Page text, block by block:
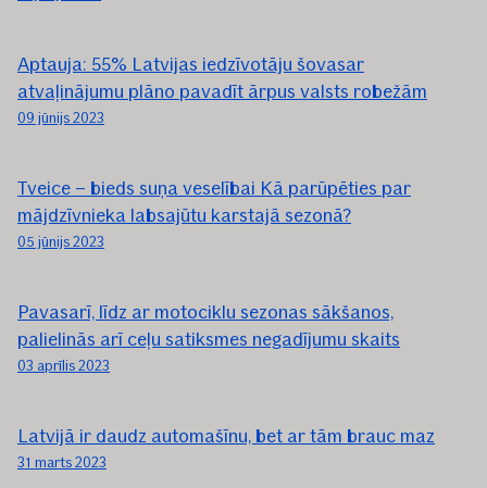
Aptauja: 55% Latvijas iedzīvotāju šovasar
atvaļinājumu plāno pavadīt ārpus valsts robežām
09 jūnijs 2023
Tveice – bieds suņa veselībai Kā parūpēties par
mājdzīvnieka labsajūtu karstajā sezonā?
05 jūnijs 2023
Pavasarī, līdz ar motociklu sezonas sākšanos,
palielinās arī ceļu satiksmes negadījumu skaits
03 aprīlis 2023
Latvijā ir daudz automašīnu, bet ar tām brauc maz
31 marts 2023